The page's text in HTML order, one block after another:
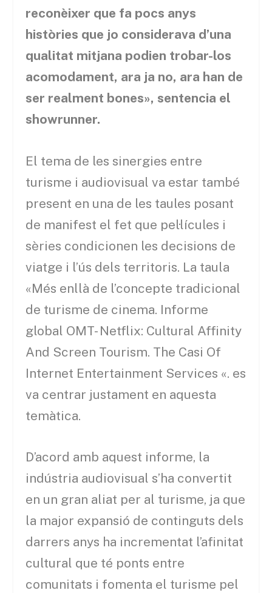
reconèixer que fa pocs anys
històries que jo considerava d’una
qualitat mitjana podien trobar-los
acomodament, ara ja no, ara han de
ser realment bones», sentencia el
showrunner.
El tema de les sinergies entre
turisme i audiovisual va estar també
present en una de les taules posant
de manifest el fet que pel·lícules i
sèries condicionen les decisions de
viatge i l’ús dels territoris. La taula
«Més enllà de l’concepte tradicional
de turisme de cinema. Informe
global OMT- Netflix: Cultural Affinity
And Screen Tourism. The Casi Of
Internet Entertainment Services «. es
va centrar justament en aquesta
temàtica.
D’acord amb aquest informe, la
indústria audiovisual s’ha convertit
en un gran aliat per al turisme, ja que
la major expansió de continguts dels
darrers anys ha incrementat l’afinitat
cultural que té ponts entre
comunitats i fomenta el turisme pel